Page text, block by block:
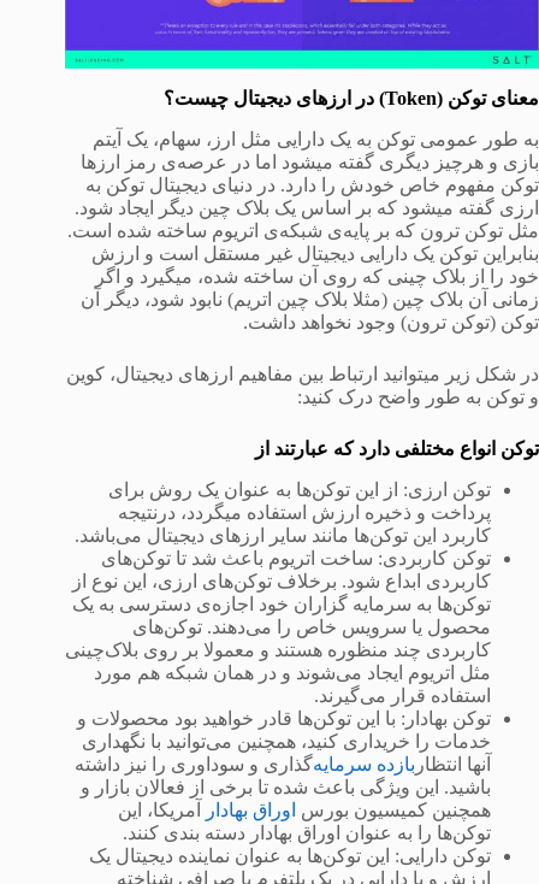
معنای توکن (Token) در ارزهای دیجیتال چیست؟
به طور عمومی توکن به یک دارایی مثل ارز، سهام، یک آیتم
بازی و هرچیز دیگری گفته میشود اما در عرصه‌ی رمز ارزها
توکن مفهوم خاص خودش را دارد. در دنیای دیجیتال توکن به
ارزی گفته میشود که بر اساس یک بلاک چین دیگر ایجاد شود.
مثل توکن ترون که بر پایه‌ی شبکه‌ی اتریوم ساخته شده است.
بنابراین توکن یک دارایی دیجیتال غیر مستقل است و ارزش
خود را از بلاک چینی که روی آن ساخته شده، میگیرد و اگر
زمانی آن بلاک چین (مثلا بلاک چین اتریم) نابود شود، دیگر آن
توکن (توکن ترون) وجود نخواهد داشت.
در شکل زیر میتوانید ارتباط بین مفاهیم ارزهای دیجیتال، کوین
و توکن به طور واضح درک کنید:
توکن انواع مختلفی دارد که عبارتند از
توکن‌ ارزی: از این توکن‌ها به عنوان یک روش برای
پرداخت و ذخیره ارزش استفاده میگردد، درنتیجه
کاربرد این توکن‌ها مانند سایر ارزهای دیجیتال می‌باشد.
توکن‌ کاربردی: ساخت اتریوم باعث شد تا توکن‌های
کاربردی ابداع شود. برخلاف توکن‌های ارزی، این نوع از
توکن‌ها به سرمایه گزاران خود اجازه‌ی دسترسی به یک
محصول یا سرویس خاص را می‌دهند. توکن‌های
کاربردی چند منظوره هستند و معمولا بر روی بلاک‌چینی
مثل اتریوم ایجاد می‌شوند و در همان شبکه هم مورد
استفاده قرار می‌گیرند.
توکن‌ بهادار: با این توکن‌ها قادر خواهید بود محصولات و
خدمات را خریداری کنید، همچنین می‌توانید با نگهداری
آنها انتظار بازده سرمایه‌گذاری و سوداوری را نیز داشته
باشید. این ویژگی باعث شده تا برخی از فعالان بازار و
همچنین کمیسیون بورس اوراق بهادار
آمریکا، این
توکن‌ها را به عنوان اوراق بهادار دسته بندی کنند.
توکن‌ دارایی: این توکن‌ها به عنوان نماینده دیجیتال یک
ارزش و یا دارایی در یک پلتفرم یا صرافی شناخته